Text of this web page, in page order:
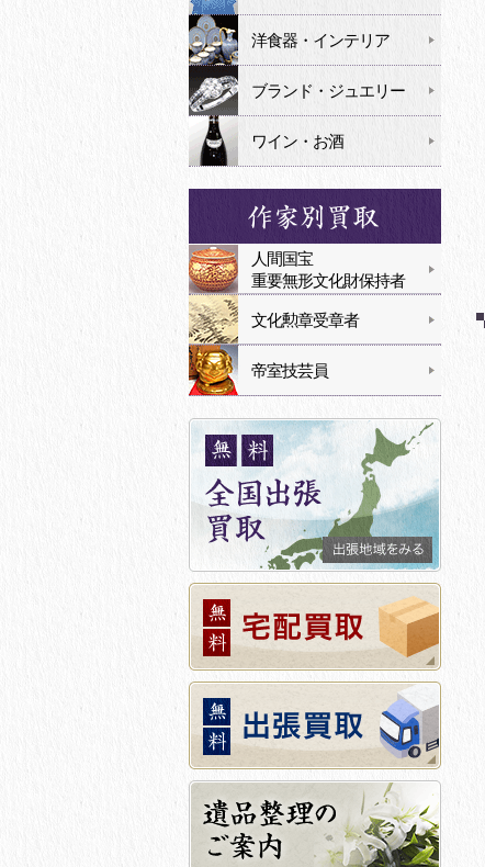
洋食器・インテリア
ブランド・ジュエリー
ワイン・お酒
人間国宝
重要無形文化財保持者
文化勲章受章者
帝室技芸員